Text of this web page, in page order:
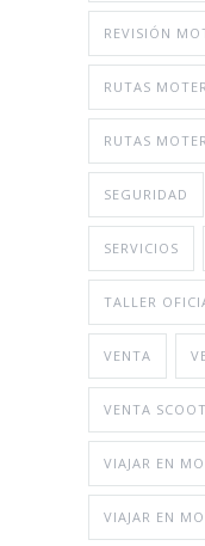
REVISIÓN
RUTAS
RUTAS
SEGURIDAD
SERVICIOS
TALLER
VENTA
VENTA
VIAJAR EN
VIAJAR EN